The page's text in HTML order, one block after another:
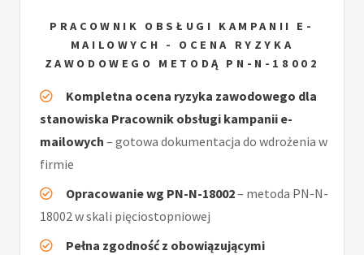
PRACOWNIK OBSŁUGI KAMPANII E-
MAILOWYCH - OCENA RYZYKA
ZAWODOWEGO METODĄ PN-N-18002
Kompletna ocena ryzyka zawodowego dla
stanowiska Pracownik obsługi kampanii e-
mailowych – gotowa dokumentacja do wdrożenia w
firmie
Opracowanie wg PN-N-18002– metoda PN-N-
18002 w skali pięciostopniowej
Pełna zgodność z obowiązującymi